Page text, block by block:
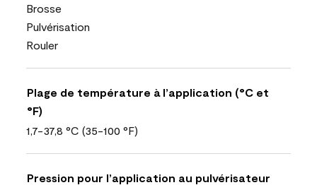
Brosse
Pulvérisation
Rouler
Plage de température à l’application (°C et
°F)
1,7-37,8 °C (35-100 °F)
Pression pour l’application au pulvérisateur